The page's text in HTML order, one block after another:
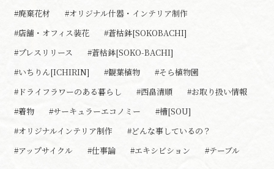
#廃棄花材
#オリジナル什器・インテリア制作
#店舗・オフィス装花
#蒼枯鉢[SOKOBACHI]
#プレスリリース
#蒼枯鉢[SOKO-BACHI]
#いちりん[ICHIRIN]
#観葉植物
#そら植物園
#ドライフラワーのある暮らし
#西畠清順
#お取り扱い情報
#着物
#サーキュラーエコノミー
#槽[SOU]
#オリジナルインテリア制作
#どんな事しているの？
#アップサイクル
#仕事論 #エキシビション #テーブル